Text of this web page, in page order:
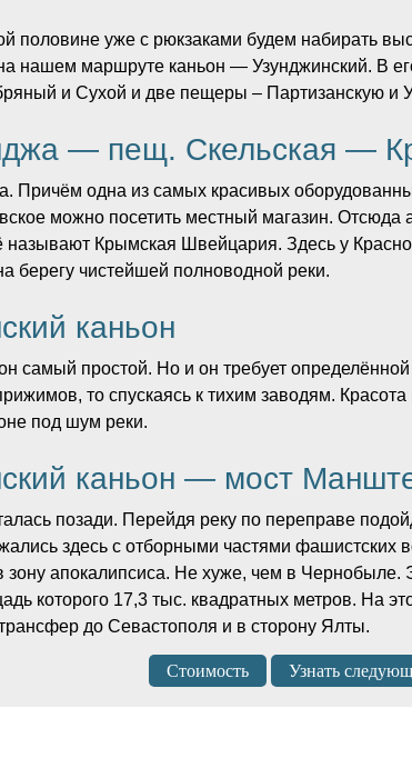
половине уже с рюкзаками будем набирать
нашем маршруте каньон — Узунджинский. В
и Сухой и две пещеры – Партизанскую и
— пещ. Скельская —
Причём одна из самых красивых
можно посетить местный магазин. Отсюда
Крымская Швейцария. Здесь у
берегу чистейшей полноводной реки.
каньон
самый простой. Но и он требует
то спускаясь к тихим заводям.
под шум реки.
каньон — мост
позади. Перейдя реку по переправе
здесь с отборными частями фашистских
апокалипсиса. Не хуже, чем в Чернобыле.
которого 17,3 тыс. квадратных метров. На
до Севастополя и в сторону Ялты.
Стоимость
Узнать